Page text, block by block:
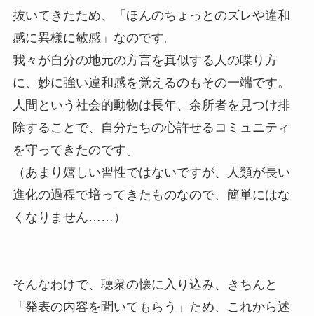
抜いてきたため、「ほんのちょっとのズレや違和
感に異様に敏感」なのです。
我々が自分の地元の方言を真似する人の喋り方
に、妙に強い違和感を覚えるのもその一端です。
人間という社会的動物は長年、余所者を見つけ排
除することで、自分たちの心許せるコミュニティ
を守ってきたのです。
（あまり嬉しい習性ではないですが、人類が長い
進化の過程で培ってきたものなので、簡単にはな
くなりません……）
そんなわけで、聴衆の懐に入り込み、きちんと
「発表の内容を聞いてもらう」ため、これから述